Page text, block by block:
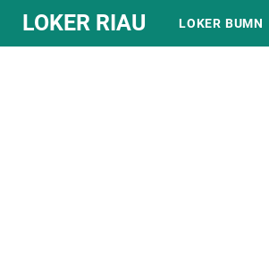
LOKER RIAU LOKER BUMN